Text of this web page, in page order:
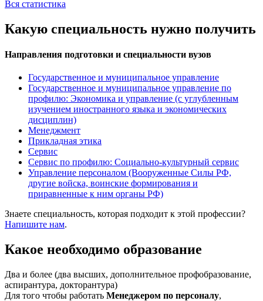
Вся статистика
Какую специальность нужно получить
Направления подготовки и специальности вузов
Государственное и муниципальное управление
Государственное и муниципальное управление по
профилю: Экономика и управление (с углубленным
изучением иностранного языка и экономических
дисциплин)
Менеджмент
Прикладная этика
Сервис
Сервис по профилю: Социально-культурный сервис
Управление персоналом (Вооруженные Силы РФ,
другие войска, воинские формирования и
приравненные к ним органы РФ)
Знаете специальность, которая подходит к этой профессии?
Напишите нам.
Какое необходимо образование
Два и более (два высших, дополнительное профобразование,
аспирантура, докторантура)
Для того чтобы работать Менеджером по персоналу,